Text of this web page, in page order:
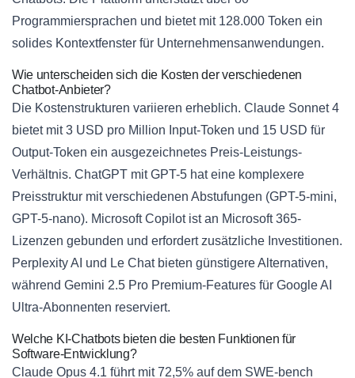
Programmiersprachen und bietet mit 128.000 Token ein
solides Kontextfenster für Unternehmensanwendungen.
Wie unterscheiden sich die Kosten der verschiedenen
Chatbot-Anbieter?
Die Kostenstrukturen variieren erheblich. Claude Sonnet 4
bietet mit 3 USD pro Million Input-Token und 15 USD für
Output-Token ein ausgezeichnetes Preis-Leistungs-
Verhältnis. ChatGPT mit GPT-5 hat eine komplexere
Preisstruktur mit verschiedenen Abstufungen (GPT-5-mini,
GPT-5-nano). Microsoft Copilot ist an Microsoft 365-
Lizenzen gebunden und erfordert zusätzliche Investitionen.
Perplexity AI und Le Chat bieten günstigere Alternativen,
während Gemini 2.5 Pro Premium-Features für Google AI
Ultra-Abonnenten reserviert.
Welche KI-Chatbots bieten die besten Funktionen für
Software-Entwicklung?
Claude Opus 4.1 führt mit 72,5% auf dem SWE-bench